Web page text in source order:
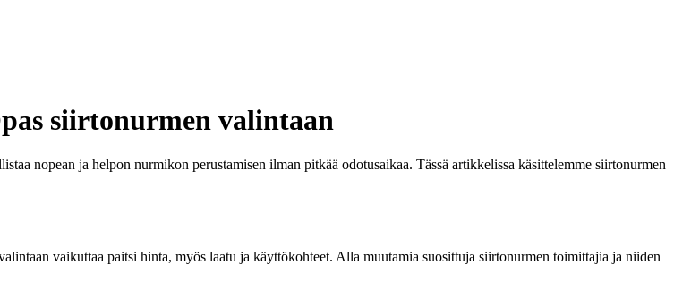
siirtonurmen valintaan
nopean ja helpon nurmikon perustamisen ilman pitkää odotusaikaa. Tässä artikkelissa käsittelemme siirtonurmen
vaikuttaa paitsi hinta, myös laatu ja käyttökohteet. Alla muutamia suosittuja siirtonurmen toimittajia ja niiden